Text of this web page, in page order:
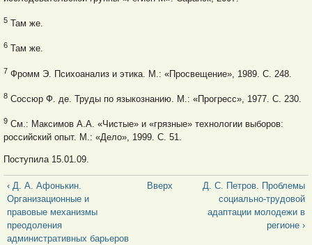
5 Там же.
6 Там же.
7 Фромм Э. Психоанализ и этика. М.: «Просвещение», 1989. С. 248.
8 Соссюр Ф. де. Труды по языкознанию. М.: «Прогресс», 1977. С. 230.
9 См.: Максимов А.А. «Чистые» и «грязные» технологии выборов:
российский опыт. М.: «Дело», 1999. С. 51.
Поступила 15.01.09.
‹ Д. А. Афонькин.
Организационные и
правовые механизмы
преодоления
административных барьеров
Вверх
Д. С. Петров. Проблемы
социально-трудовой
адаптации молодежи в
регионе ›